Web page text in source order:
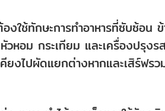
งใช้ทักษะการทำอาหารที่ซับซ้อน
วหอม กระเทียม และเครื่องปรุงรส
ยงไปผัดแยกต่างหากและเสิร์ฟรว